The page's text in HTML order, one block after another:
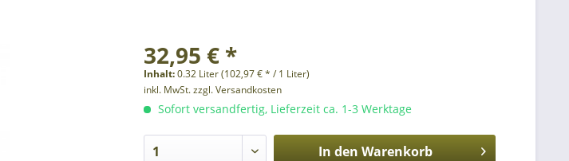
32,95 € *
Inhalt:0.32 Liter (102,97 € * / 1 Liter)
inkl. MwSt.zzgl. Versandkosten
Sofort versandfertig, Lieferzeit ca. 1-3 Werktage
In den Warenkorb